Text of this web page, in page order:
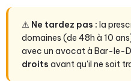
⚠️ Ne tardez pas : la
domaines (de 48h à 10
avec un avocat à Bar-le-
droits avant qu'il ne soit